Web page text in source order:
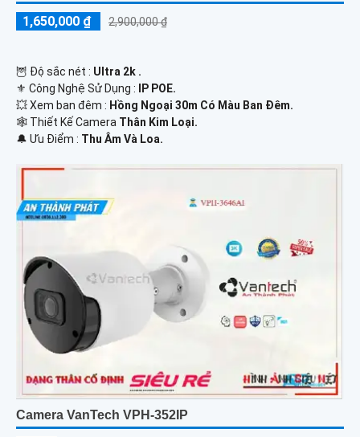
1,650,000 ₫ 2,900,000 ₫
🦉 Độ sắc nét : Ultra 2k .
⚜️ Công Nghệ Sử Dụng :
IP POE.
💥 Xem ban đêm : Hồng Ngoại 30m Có Màu Ban Đêm.
🕸️ Thiết Kế Camera Thân Kim Loại.
️🔔 Ưu Điểm : Thu Âm Và Loa.
Camera VanTech VPH-352IP